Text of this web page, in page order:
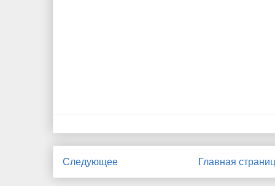
Следующее Главная